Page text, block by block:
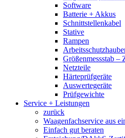
Software
Batterie + Akkus
Schnittstellenkabel
Stative
Rampen
Größenmessstab –
Netzteile
Härteprüfgeräte
Auswertegeräte
Prüfgewichte
Service + Leistungen
zurück
Waagenfachservice aus
Einfach gut beraten